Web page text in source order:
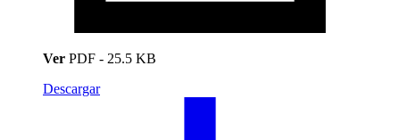
Ver PDF - 25.5 KB
Descargar